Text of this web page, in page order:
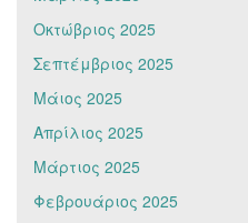
Οκτώβριος 2025
Σεπτέμβριος 2025
Μάιος 2025
Απρίλιος 2025
Μάρτιος 2025
Φεβρουάριος 2025